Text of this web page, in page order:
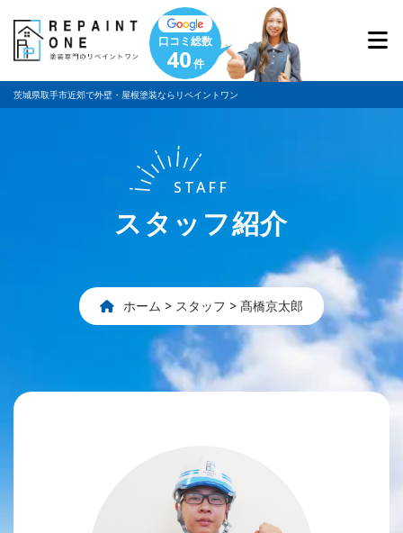
口コミ総数
40 件
茨城県取手市近郊で外壁・屋根塗装ならリペイントワン
STAFF
スタッフ紹介
ホーム > スタッフ > 髙橋京太郎